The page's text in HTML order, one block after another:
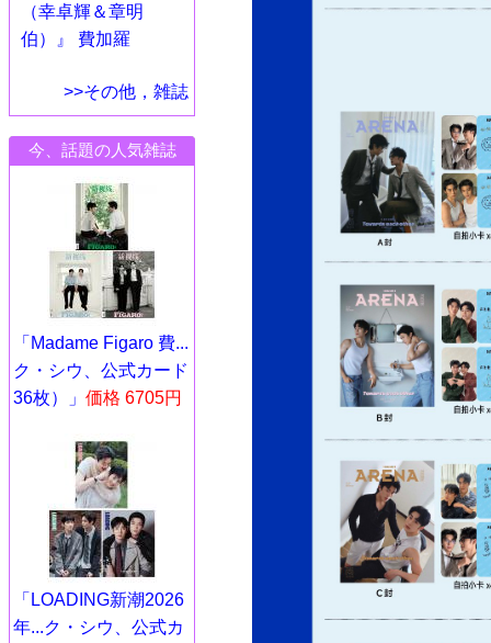
（幸卓輝＆章明
伯）』 費加羅
>>その他，雑誌
今、話題の人気雑誌
「Madame Figaro 費...
ク・シウ、公式カード
36枚）」 価格 6705円
「LOADING新潮2026
年...ク・シウ、公式カ